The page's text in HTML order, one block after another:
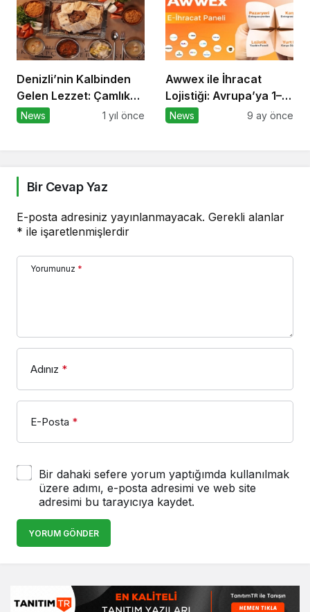
Denizli’nin Kalbinden
Gelen Lezzet: Çamlık
Denizli Kebapçısı
News 1 yıl önce
Awwex ile İhracat
Lojistiği: Avrupa’ya 1–2
günde, tek panelden
News 9 ay önce
Bir Cevap Yaz
E-posta adresiniz yayınlanmayacak. Gerekli alanlar
* ile işaretlenmişlerdir
Yorumunuz *
Adınız *
E-Posta *
Bir dahaki sefere yorum yaptığımda kullanılmak
üzere adımı, e-posta adresimi ve web site
adresimi bu tarayıcıya kaydet.
YORUM GÖNDER